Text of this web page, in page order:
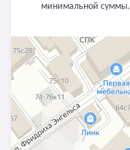
минимальной суммы.